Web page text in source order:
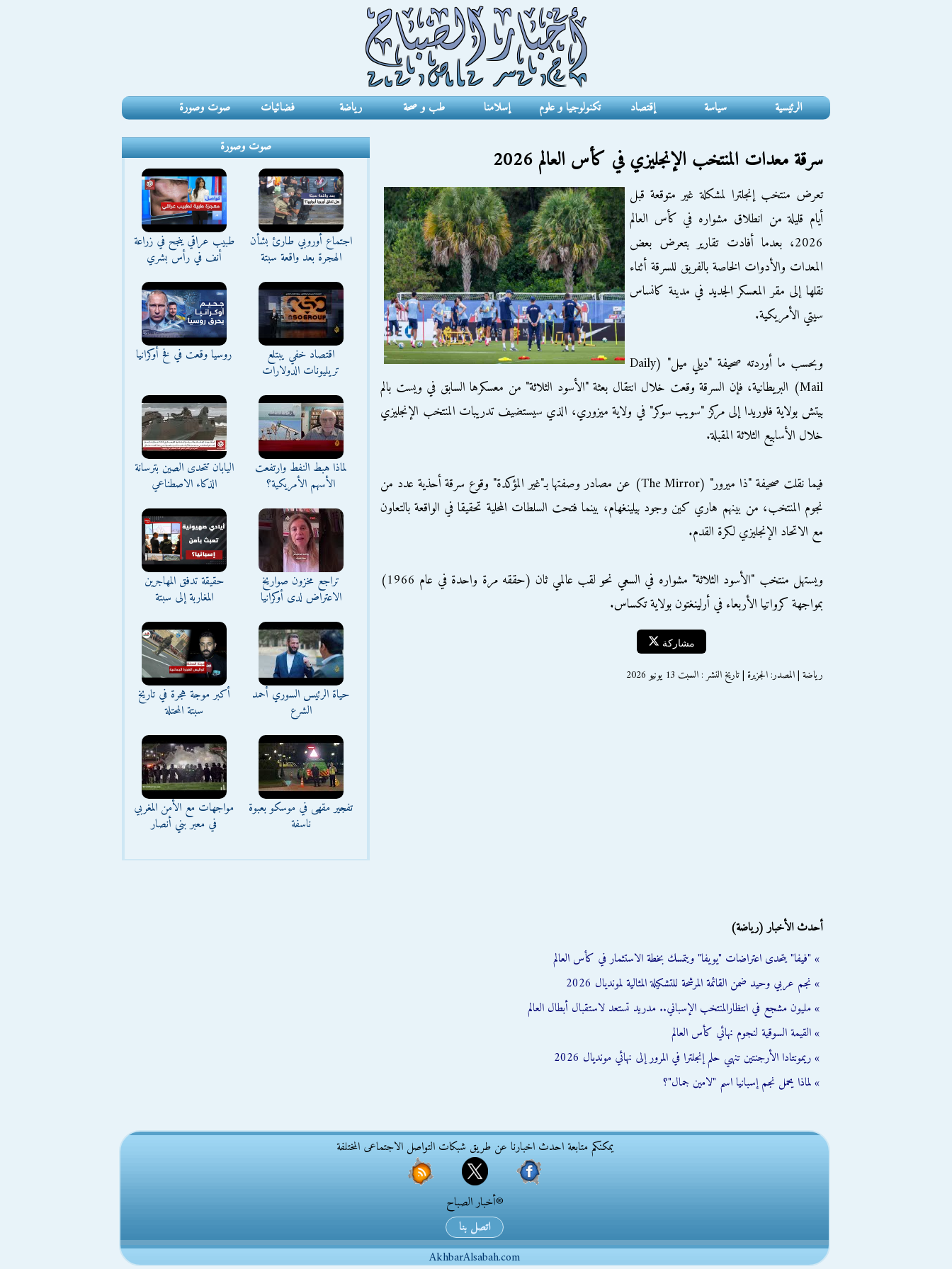
الرئيسية سياسة إقتصاد تكنولوجيا و علوم إسلامنا طب و صحة رياضة فضائيات صوت وصورة
سرقة معدات المنتخب الإنجليزي في كأس العالم 2026
تعرض منتخب إنجلترا لمشكلة غير متوقعة قبل
أيام قليلة من انطلاق مشواره في كأس العالم
2026، بعدما أفادت تقارير بتعرض بعض
المعدات والأدوات الخاصة بالفريق للسرقة أثناء
نقلها إلى مقر المعسكر الجديد في مدينة كانساس
سيتي الأمريكية.
وبحسب ما أوردته صحيفة "ديلي ميل" (Daily
Mail) البريطانية، فإن السرقة وقعت خلال انتقال بعثة "الأسود الثلاثة" من معسكرها السابق في ويست بالم
بيتش بولاية فلوريدا إلى مركز "سويب سوكر" في ولاية ميزوري، الذي سيستضيف تدريبات المنتخب الإنجليزي
خلال الأسابيع الثلاثة المقبلة.
فيما نقلت صحيفة "ذا ميرور" (The Mirror) عن مصادر وصفتها بـ"غير المؤكدة" وقوع سرقة أحذية عدد من
نجوم المنتخب، من بينهم هاري كين وجود بيلينغهام، بينما فتحت السلطات المحلية تحقيقا في الواقعة بالتعاون
مع الاتحاد الإنجليزي لكرة القدم.
ويستهل منتخب "الأسود الثلاثة" مشواره في السعي نحو لقب عالمي ثان (حققه مرة واحدة في عام 1966)
بمواجهة كرواتيا الأربعاء في أرلينغتون بولاية تكساس.
مشاركة
رياضة | المصدر: الجزيرة | تاريخ النشر : السبت 13 يونيو 2026
أحدث الأخبار (رياضة)
» "فيفا" يتحدى اعتراضات "يويفا" ويتمسك بخطة الاستثمار في كأس العالم
» نجم عربي وحيد ضمن القائمة المرشحة للتشكيلة المثالية لمونديال 2026
» مليون مشجع في انتظارالمنتخب الإسباني.. مدريد تستعد لاستقبال أبطال العالم
» القيمة السوقية لنجوم نهائي كأس العالم
» ريمونتادا الأرجنتين تنهي حلم إنجلترا في المرور إلى نهائي مونديال 2026
» لماذا يحمل نجم إسبانيا اسم "لامين جمال"؟
صوت وصورة
اجتماع أوروبي طارئ بشأن
الهجرة بعد واقعة سبتة
طبيب عراقي ينجح في زراعة
أنف في رأس بشري
اقتصاد خفي يبتلع
تريليونات الدولارات
روسيا وقعت في فخ أوكرانيا
لماذا هبط النفط وارتفعت
الأسهم الأمريكية؟
اليابان تتحدى الصين بترسانة
الذكاء الاصطناعي
تراجع مخزون صواريخ
الاعتراض لدى أوكرانيا
حقيقة تدفق المهاجرين
المغاربة إلى سبتة
حياة الرئيس السوري أحمد
الشرع
أكبر موجة هجرة في تاريخ
سبتة المحتلة
تفجير مقهى في موسكو بعبوة
ناسفة
مواجهات مع الأمن المغربي
في معبر بني أنصار
يمكنكم متابعة احدث اخبارنا عن طريق شبكات التواصل الاجتماعى المختلفة
®أخبار الصباح
اتصل بنا
AkhbarAlsabah.com